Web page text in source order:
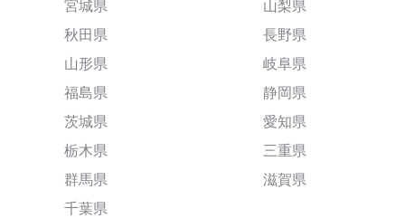
宮城県
秋田県
山形県
福島県
茨城県
栃木県
群馬県
千葉県
山梨県
長野県
岐阜県
静岡県
愛知県
三重県
滋賀県